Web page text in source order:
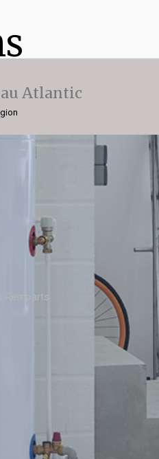
Atlantic
Remparts